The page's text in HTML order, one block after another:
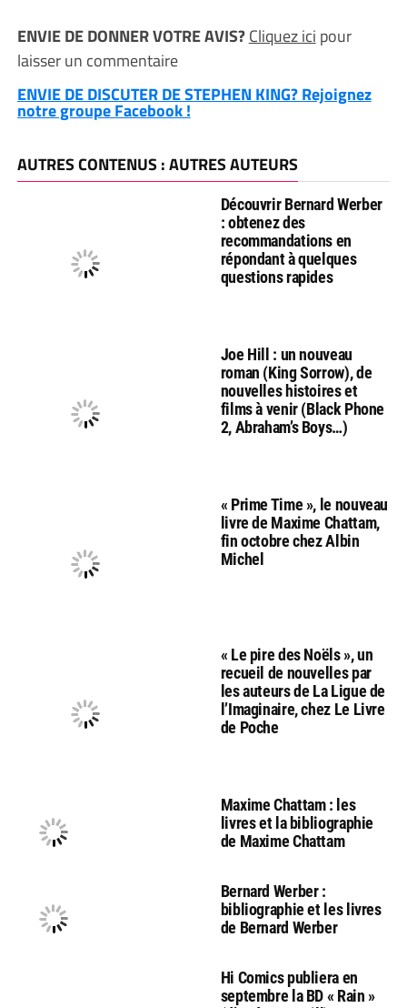
ENVIE DE DONNER VOTRE AVIS?Cliquez ici pour
laisser un commentaire
ENVIE DE DISCUTER DE STEPHEN KING? Rejoignez
notre groupe Facebook !
AUTRES CONTENUS : AUTRES AUTEURS
Découvrir Bernard Werber
: obtenez des
recommandations en
répondant à quelques
questions rapides
Joe Hill : un nouveau
roman (King Sorrow), de
nouvelles histoires et
films à venir (Black Phone
2, Abraham’s Boys…)
« Prime Time », le nouveau
livre de Maxime Chattam,
fin octobre chez Albin
Michel
« Le pire des Noëls », un
recueil de nouvelles par
les auteurs de La Ligue de
l’Imaginaire, chez Le Livre
de Poche
Maxime Chattam : les
livres et la bibliographie
de Maxime Chattam
Bernard Werber :
bibliographie et les livres
de Bernard Werber
Hi Comics publiera en
septembre la BD « Rain »